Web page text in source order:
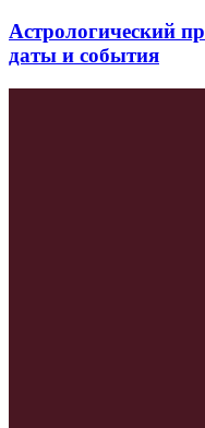
Астрологический
даты и события